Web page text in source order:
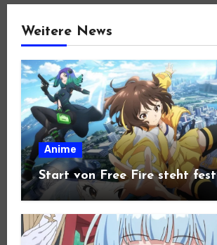
Weitere News
Anime
Start von Free Fire steht fest